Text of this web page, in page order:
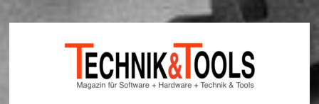
Hauptnavigation
Inhalt
Seitenspalte